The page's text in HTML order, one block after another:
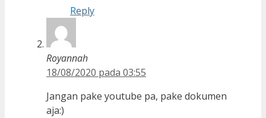
Reply
Royannah
18/08/2020 pada 03:55
Jangan pake youtube pa, pake dokumen
aja:)